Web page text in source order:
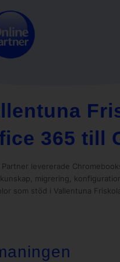
365 till
Partner levererade
migrering,
som stöd i Vallentuna